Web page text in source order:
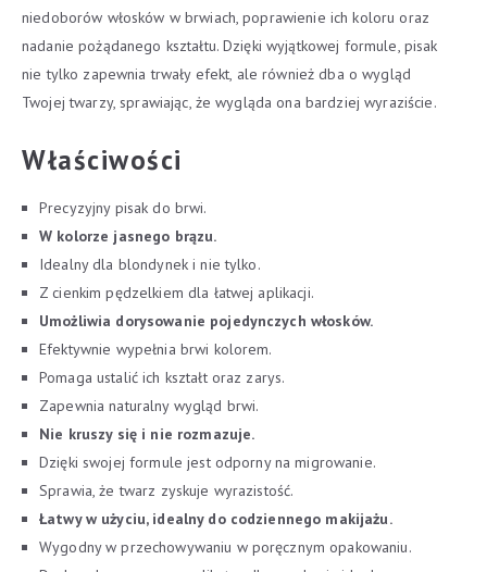
niedoborów włosków w brwiach, poprawienie ich koloru oraz
nadanie pożądanego kształtu. Dzięki wyjątkowej formule, pisak
nie tylko zapewnia trwały efekt, ale również dba o wygląd
Twojej twarzy, sprawiając, że wygląda ona bardziej wyraziście.
Właściwości
Precyzyjny pisak do brwi.
W kolorze jasnego brązu.
Idealny dla blondynek i nie tylko.
Z cienkim pędzelkiem dla łatwej aplikacji.
Umożliwia dorysowanie pojedynczych włosków.
Efektywnie wypełnia brwi kolorem.
Pomaga ustalić ich kształt oraz zarys.
Zapewnia naturalny wygląd brwi.
Nie kruszy się i nie rozmazuje.
Dzięki swojej formule jest odporny na migrowanie.
Sprawia, że twarz zyskuje wyrazistość.
Łatwy w użyciu, idealny do codziennego makijażu.
Wygodny w przechowywaniu w poręcznym opakowaniu.